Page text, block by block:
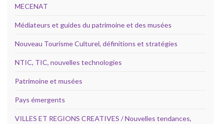
MECENAT
Médiateurs et guides du patrimoine et des musées
Nouveau Tourisme Culturel, définitions et stratégies
NTIC, TIC, nouvelles technologies
Patrimoine et musées
Pays émergents
VILLES ET REGIONS CREATIVES / Nouvelles tendances,